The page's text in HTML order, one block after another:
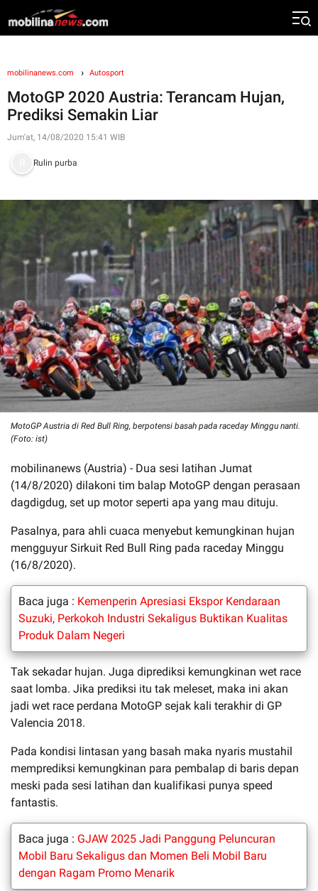
mobilinanews.com Autosport
MotoGP 2020 Austria: Terancam Hujan,
Prediksi Semakin Liar
Jum'at, 14/08/2020 15:41 WIB
Rulin purba
MotoGP Austria di Red Bull Ring, berpotensi basah pada raceday Minggu nanti.
(Foto: ist)
mobilinanews (Austria) - Dua sesi latihan Jumat
(14/8/2020) dilakoni tim balap MotoGP dengan perasaan
dagdigdug, set up motor seperti apa yang mau dituju.
Pasalnya, para ahli cuaca menyebut kemungkinan hujan
mengguyur Sirkuit Red Bull Ring pada raceday Minggu
(16/8/2020).
Baca juga : Kemenperin Apresiasi Ekspor Kendaraan
Suzuki, Perkokoh Industri Sekaligus Buktikan Kualitas
Produk Dalam Negeri
Tak sekadar hujan. Juga diprediksi kemungkinan wet race
saat lomba. Jika prediksi itu tak meleset, maka ini akan
jadi wet race perdana MotoGP sejak kali terakhir di GP
Valencia 2018.
Pada kondisi lintasan yang basah maka nyaris mustahil
memprediksi kemungkinan para pembalap di baris depan
meski pada sesi latihan dan kualifikasi punya speed
fantastis.
Baca juga : GJAW 2025 Jadi Panggung Peluncuran
Mobil Baru Sekaligus dan Momen Beli Mobil Baru
dengan Ragam Promo Menarik